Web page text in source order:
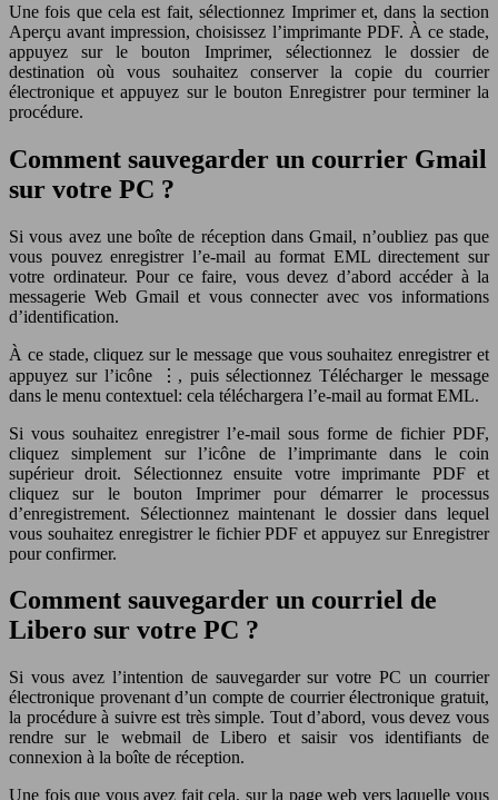
Une fois que cela est fait, sélectionnez Imprimer et, dans la section
Aperçu avant impression, choisissez l’imprimante PDF. À ce stade,
appuyez sur le bouton Imprimer, sélectionnez le dossier de
destination où vous souhaitez conserver la copie du courrier
électronique et appuyez sur le bouton Enregistrer pour terminer la
procédure.
Comment sauvegarder un courrier Gmail
sur votre PC ?
Si vous avez une boîte de réception dans Gmail, n’oubliez pas que
vous pouvez enregistrer l’e-mail au format EML directement sur
votre ordinateur. Pour ce faire, vous devez d’abord accéder à la
messagerie Web Gmail et vous connecter avec vos informations
d’identification.
À ce stade, cliquez sur le message que vous souhaitez enregistrer et
appuyez sur l’icône ⋮, puis sélectionnez Télécharger le message
dans le menu contextuel: cela téléchargera l’e-mail au format EML.
Si vous souhaitez enregistrer l’e-mail sous forme de fichier PDF,
cliquez simplement sur l’icône de l’imprimante dans le coin
supérieur droit. Sélectionnez ensuite votre imprimante PDF et
cliquez sur le bouton Imprimer pour démarrer le processus
d’enregistrement. Sélectionnez maintenant le dossier dans lequel
vous souhaitez enregistrer le fichier PDF et appuyez sur Enregistrer
pour confirmer.
Comment sauvegarder un courriel de
Libero sur votre PC ?
Si vous avez l’intention de sauvegarder sur votre PC un courrier
électronique provenant d’un compte de courrier électronique gratuit,
la procédure à suivre est très simple. Tout d’abord, vous devez vous
rendre sur le webmail de Libero et saisir vos identifiants de
connexion à la boîte de réception.
Une fois que vous avez fait cela, sur la page web vers laquelle vous